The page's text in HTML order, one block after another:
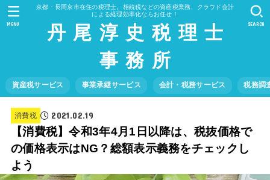
京都・長岡京市在住の税理士。相続税などの資産税業務、クラウド会計
による経理効率化ならお任せ！
丹 尾 淳 史 税 理 士
事 務 所
資産税サービス 事業承継サービス 会計・税務サービス 税務調
SEARCH
MENU
消費税 2021.02.19
【消費税】令和3年4月1日以降は、税抜価格で
の価格表示はNG？総額表示義務をチェックし
よう